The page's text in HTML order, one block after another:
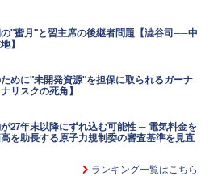
"蜜月"と習主席の後継者問題【澁谷司──中
】
めに"未開発資源"を担保に取られるガーナ
リスクの死角】
27年末以降にずれ込む可能性 ─ 電気料金を
を助長する原子力規制委の審査基準を見直
ランキング一覧はこちら